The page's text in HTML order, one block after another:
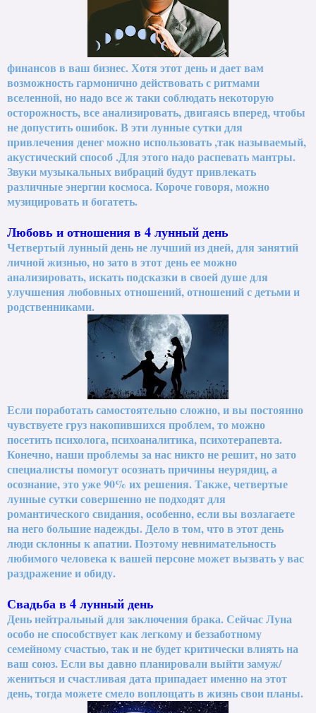
финансов в ваш бизнес. Хотя этот день и дает вам
возможность гармонично действовать с ритмами
вселенной, но надо все ж таки соблюдать некоторую
осторожность, все анализировать, двигаясь вперед, чтобы
не допустить ошибок. В эти лунные сутки для
привлечения денег можно использовать ,так называемый,
акустический способ .Для этого надо распевать мантры.
Звуки музыкальных вибраций будут привлекать
различные энергии космоса. Короче говоря, можно
музицировать и богатеть.
Любовь и отношения в 4 лунный день
Четвертый лунный день не лучший из дней, для занятий
личной жизнью, но зато в этот день ее можно
анализировать, искать подсказки в своей душе для
улучшения любовных отношений, отношений с детьми и
родственниками.
Если поработать самостоятельно сложно, и вы постоянно
чувствуете груз накопившихся проблем, то можно
посетить психолога, психоаналитика, психотерапевта.
Конечно, наши проблемы за нас никто не решит, но зато
специалисты помогут осознать причины неурядиц, а
осознание, это уже 90% их решения. Также, четвертые
лунные сутки совершенно не подходят для
романтического свидания, особенно, если вы возлагаете
на него большие надежды. Дело в том, что в этот день
люди склонны к апатии. Поэтому невнимательность
любимого человека к вашей персоне может вызвать у вас
раздражение и обиду.
Свадьба в 4 лунный день
День нейтральный для заключения брака. Сейчас Луна
особо не способствует как легкому и беззаботному
семейному счастью, так и не будет критически влиять на
ваш союз. Если вы давно планировали выйти замуж/
жениться и счастливая дата припадает именно на этот
день, тогда можете смело воплощать в жизнь свои планы.